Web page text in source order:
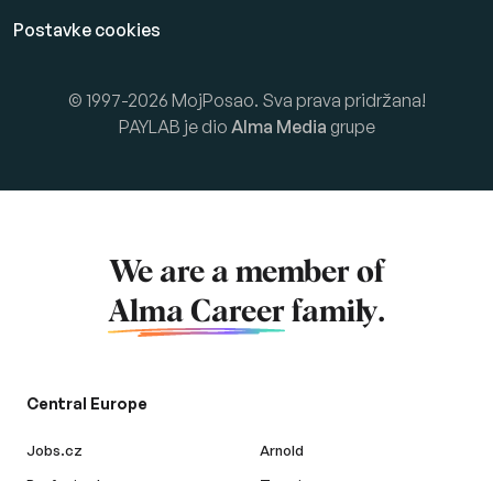
Postavke cookies
© 1997-2026 MojPosao. Sva prava pridržana!
PAYLAB je dio Alma Media grupe
We are a member of
Alma Career family.
Central Europe
Jobs.cz
Arnold